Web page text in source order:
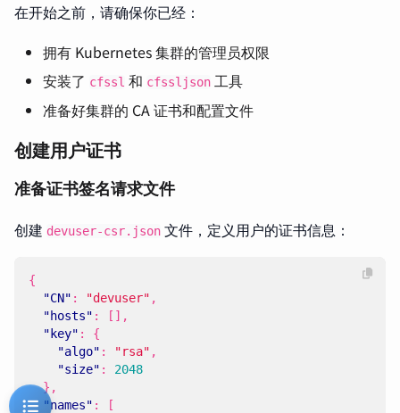
在开始之前，请确保你已经：
拥有 Kubernetes 集群的管理员权限
安装了 cfssl 和 cfssljson 工具
准备好集群的 CA 证书和配置文件
创建用户证书
准备证书签名请求文件
创建 devuser-csr.json 文件，定义用户的证书信息：
{
"CN" : "devuser" ,
"hosts" :
[],
"key" :
{
"algo" : "rsa" ,
"size" :
2048
},
"names" :
[